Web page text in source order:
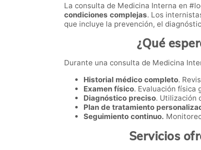
La consulta de Medicina Interna en
condiciones complejas. Los
que incluye la prevención, el
¿Qué
Durante una consulta de Medicina
Historial médico completo.
Examen físico. Evaluación física
Diagnóstico preciso. Utilización
Plan de tratamiento
Seguimiento continuo.
Servicios